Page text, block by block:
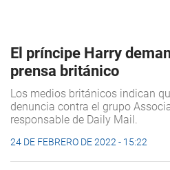
El príncipe Harry
prensa británico
Los medios británicos indican
denuncia contra el grupo
responsable de Daily Mail.
24 DE FEBRERO DE 2022 - 15:22